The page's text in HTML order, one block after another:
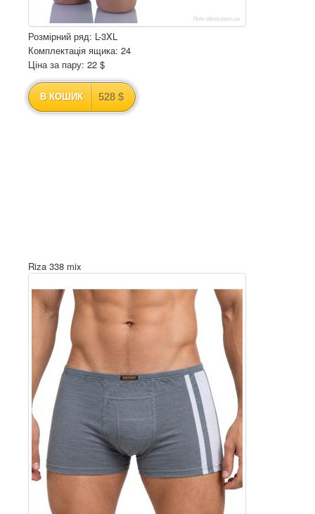
Розмірний ряд: L-3XL
Комплектація ящика: 24
Ціна за пару: 22 $
В КОШИК 528 $
Riza 338 mix